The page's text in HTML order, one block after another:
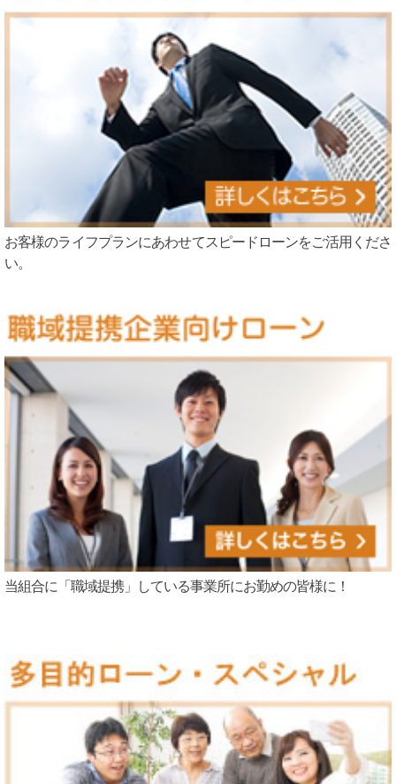
お客様のライフプランにあわせてスピードローンをご活用くださ
い。
当組合に「職域提携」している事業所にお勤めの皆様に！